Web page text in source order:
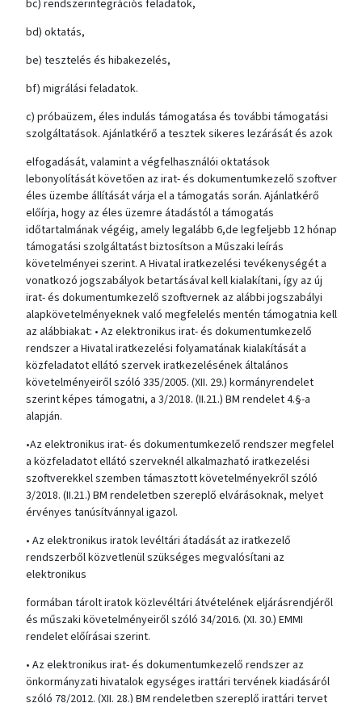
bc) rendszerintegrációs feladatok,
bd) oktatás,
be) tesztelés és hibakezelés,
bf) migrálási feladatok.
c) próbaüzem, éles indulás támogatása és további támogatási
szolgáltatások. Ajánlatkérő a tesztek sikeres lezárását és azok
elfogadását, valamint a végfelhasználói oktatások
lebonyolítását követően az irat- és dokumentumkezelő szoftver
éles üzembe állítását várja el a támogatás során. Ajánlatkérő
előírja, hogy az éles üzemre átadástól a támogatás
időtartalmának végéig, amely legalább 6,de legfeljebb 12 hónap
támogatási szolgáltatást biztosítson a Műszaki leírás
követelményei szerint. A Hivatal iratkezelési tevékenységét a
vonatkozó jogszabályok betartásával kell kialakítani, így az új
irat- és dokumentumkezelő szoftvernek az alábbi jogszabályi
alapkövetelményeknek való megfelelés mentén támogatnia kell
az alábbiakat: • Az elektronikus irat- és dokumentumkezelő
rendszer a Hivatal iratkezelési folyamatának kialakítását a
közfeladatot ellátó szervek iratkezelésének általános
követelményeiről szóló 335/2005. (XII. 29.) kormányrendelet
szerint képes támogatni, a 3/2018. (II.21.) BM rendelet 4.§-a
alapján.
•Az elektronikus irat- és dokumentumkezelő rendszer megfelel
a közfeladatot ellátó szerveknél alkalmazható iratkezelési
szoftverekkel szemben támasztott követelményekről szóló
3/2018. (II.21.) BM rendeletben szereplő elvárásoknak, melyet
érvényes tanúsítvánnyal igazol.
• Az elektronikus iratok levéltári átadását az iratkezelő
rendszerből közvetlenül szükséges megvalósítani az
elektronikus
formában tárolt iratok közlevéltári átvételének eljárásrendjéről
és műszaki követelményeiről szóló 34/2016. (XI. 30.) EMMI
rendelet előírásai szerint.
• Az elektronikus irat- és dokumentumkezelő rendszer az
önkormányzati hivatalok egységes irattári tervének kiadásáról
szóló 78/2012. (XII. 28.) BM rendeletben szereplő irattári tervet